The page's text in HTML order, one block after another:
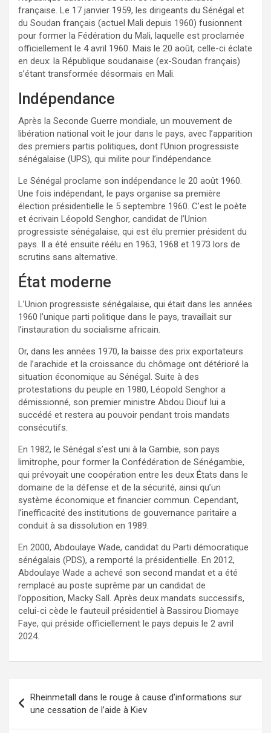
française. Le 17 janvier 1959, les dirigeants du Sénégal et
du Soudan français (actuel Mali depuis 1960) fusionnent
pour former la Fédération du Mali, laquelle est proclamée
officiellement le 4 avril 1960. Mais le 20 août, celle-ci éclate
en deux: la République soudanaise (ex-Soudan français)
s’étant transformée désormais en Mali.
Indépendance
Après la Seconde Guerre mondiale, un mouvement de
libération national voit le jour dans le pays, avec l’apparition
des premiers partis politiques, dont l’Union progressiste
sénégalaise (UPS), qui milite pour l’indépendance.
Le Sénégal proclame son indépendance le 20 août 1960.
Une fois indépendant, le pays organise sa première
élection présidentielle le 5 septembre 1960. C’est le poète
et écrivain Léopold Senghor, candidat de l’Union
progressiste sénégalaise, qui est élu premier président du
pays. Il a été ensuite réélu en 1963, 1968 et 1973 lors de
scrutins sans alternative.
État moderne
L’Union progressiste sénégalaise, qui était dans les années
1960 l’unique parti politique dans le pays, travaillait sur
l’instauration du socialisme africain.
Or, dans les années 1970, la baisse des prix exportateurs
de l’arachide et la croissance du chômage ont détérioré la
situation économique au Sénégal. Suite à des
protestations du peuple en 1980, Léopold Senghor a
démissionné, son premier ministre Abdou Diouf lui a
succédé et restera au pouvoir pendant trois mandats
consécutifs.
En 1982, le Sénégal s’est uni à la Gambie, son pays
limitrophe, pour former la Confédération de Sénégambie,
qui prévoyait une coopération entre les deux États dans le
domaine de la défense et de la sécurité, ainsi qu’un
système économique et financier commun. Cependant,
l’inefficacité des institutions de gouvernance paritaire a
conduit à sa dissolution en 1989.
En 2000, Abdoulaye Wade, candidat du Parti démocratique
sénégalais (PDS), a remporté la présidentielle. En 2012,
Abdoulaye Wade a achevé son second mandat et a été
remplacé au poste suprême par un candidat de
l’opposition, Macky Sall. Après deux mandats successifs,
celui-ci cède le fauteuil présidentiel à Bassirou Diomaye
Faye, qui préside officiellement le pays depuis le 2 avril
2024.
de
l’article
Rheinmetall dans le rouge à cause d’informations sur
une cessation de l’aide à Kiev